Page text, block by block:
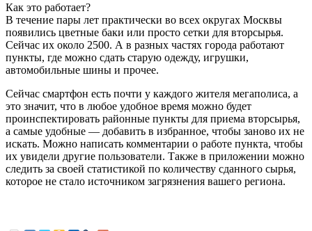
Как это работает?
В течение пары лет практически во всех округах Москвы
появились цветные баки или просто сетки для вторсырья.
Сейчас их около 2500. А в разных частях города работают
пункты, где можно сдать старую одежду, игрушки,
автомобильные шины и прочее.
Сейчас смартфон есть почти у каждого жителя мегаполиса, а
это значит, что в любое удобное время можно будет
проинспектировать районные пункты для приема вторсырья,
а самые удобные — добавить в избранное, чтобы заново их не
искать. Можно написать комментарии о работе пункта, чтобы
их увидели другие пользователи. Также в приложении можно
следить за своей статистикой по количеству сданного сырья,
которое не стало источником загрязнения вашего региона.